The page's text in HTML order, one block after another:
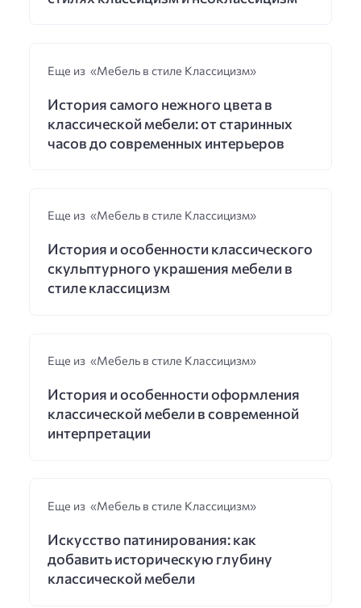
Еще из «Мебель в стиле Классицизм»
История самого нежного цвета в
классической мебели: от старинных
часов до современных интерьеров
Еще из «Мебель в стиле Классицизм»
История и особенности классического
скульптурного украшения мебели в
стиле классицизм
Еще из «Мебель в стиле Классицизм»
История и особенности оформления
классической мебели в современной
интерпретации
Еще из «Мебель в стиле Классицизм»
Искусство патинирования: как
добавить историческую глубину
классической мебели